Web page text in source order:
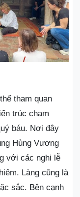
tham quan
trúc chạm
báu. Nơi đây
Hùng Vương
với các nghi lễ
Làng cũng là
sắc. Bên cạnh